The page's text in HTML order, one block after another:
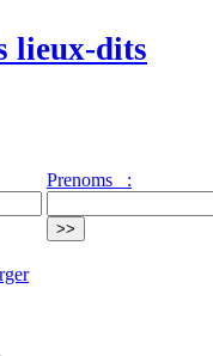
lieux-dits
Prenoms :